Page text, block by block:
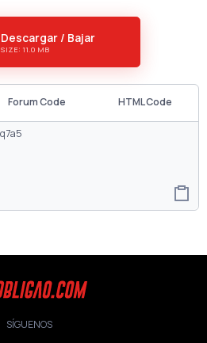
Descargar / Bajar
SIZE: 11.0 MB
Forum Code HTML Code
SÍGUENOS